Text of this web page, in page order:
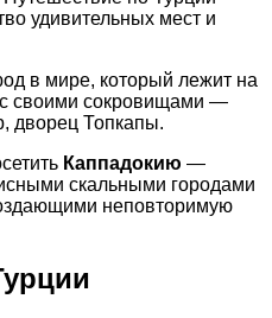
удивительных мест и
в мире, который лежит на
своими сокровищами —
дворец Топкапы.
Каппадокию —
скальными городами
неповторимую